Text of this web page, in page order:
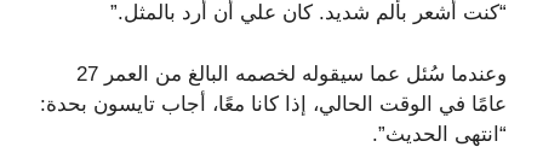
“كنت أشعر بألم شديد. كان علي أن أرد بالمثل.”
وعندما سُئل عما سيقوله لخصمه البالغ من العمر 27
عامًا في الوقت الحالي، إذا كانا معًا، أجاب تايسون بحدة:
“انتهى الحديث”.